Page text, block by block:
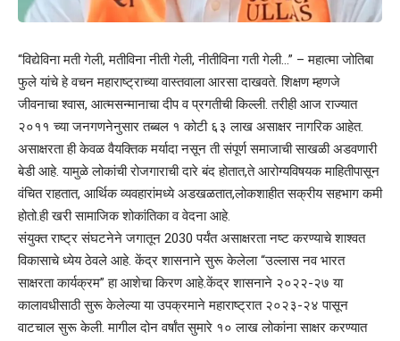
“विद्येविना मती गेली, मतीविना नीती गेली, नीतीविना गती गेली…” – महात्मा जोतिबा
फुले यांचे हे वचन महाराष्ट्राच्या वास्तवाला आरसा दाखवते. शिक्षण म्हणजे
जीवनाचा श्वास, आत्मसन्मानाचा दीप व प्रगतीची किल्ली. तरीही आज राज्यात
२०११ च्या जनगणनेनुसार तब्बल १ कोटी ६३ लाख असाक्षर नागरिक आहेत.
असाक्षरता ही केवळ वैयक्तिक मर्यादा नसून ती संपूर्ण समाजाची साखळी अडवणारी
बेडी आहे. यामुळे लोकांची रोजगाराची दारे बंद होतात,ते आरोग्यविषयक माहितीपासून
वंचित राहतात, आर्थिक व्यवहारांमध्ये अडखळतात,लोकशाहीत सक्रीय सहभाग कमी
होतो.ही खरी सामाजिक शोकांतिका व वेदना आहे.
संयुक्त राष्ट्र संघटनेने जगातून 2030 पर्यंत असाक्षरता नष्ट करण्याचे शाश्वत
विकासाचे ध्येय ठेवले आहे. केंद्र शासनाने सुरू केलेला “उल्लास नव भारत
साक्षरता कार्यक्रम” हा आशेचा किरण आहे.केंद्र शासनाने २०२२-२७ या
कालावधीसाठी सुरू केलेल्या या उपक्रमाने महाराष्ट्रात २०२३-२४ पासून
वाटचाल सुरू केली. मागील दोन वर्षांत सुमारे १० लाख लोकांना साक्षर करण्यात